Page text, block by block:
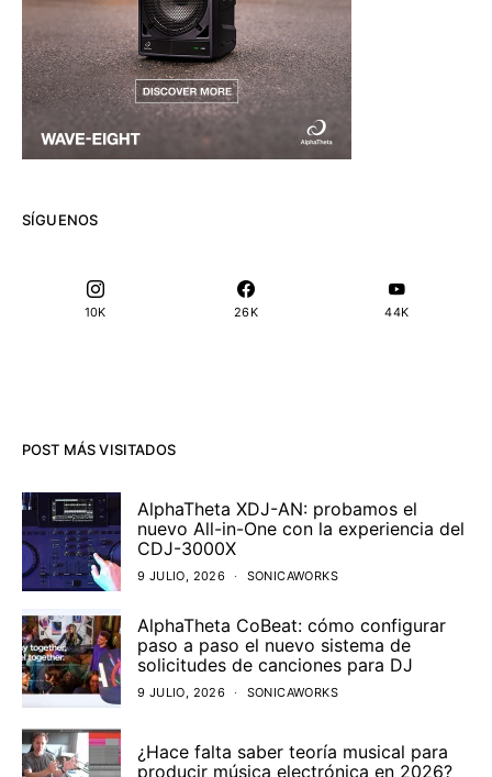
SÍGUENOS
10K 26K 44K
POST MÁS VISITADOS
AlphaTheta XDJ-AN: probamos el
nuevo All-in-One con la experiencia del
CDJ-3000X
9 JULIO, 2026 SONICAWORKS
AlphaTheta CoBeat: cómo configurar
paso a paso el nuevo sistema de
solicitudes de canciones para DJ
9 JULIO, 2026 SONICAWORKS
¿Hace falta saber teoría musical para
producir música electrónica en 2026?